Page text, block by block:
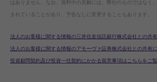
はありません。なお、資料中の見解には、弊社のものではなく
まれていることがあり、予告なしに変更することもあります。
法人のお客様に関する情報の三井住友信託銀行株式会社との共
法人のお客様に関する情報のアモーヴァ証券株式会社との共有
投資顧問契約及び投資一任契約にかかる留意事項はこちらをご